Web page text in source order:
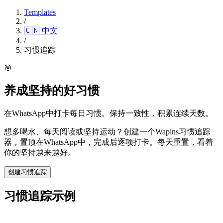
Templates
/
🇨🇳 中文
/
习惯追踪
🎯
养成坚持的好习惯
在WhatsApp中打卡每日习惯。保持一致性，积累连续天数。
想多喝水、每天阅读或坚持运动？创建一个Wapins习惯追踪
器，置顶在WhatsApp中，完成后逐项打卡。每天重置，看着
你的坚持越来越好。
创建习惯追踪
习惯追踪示例